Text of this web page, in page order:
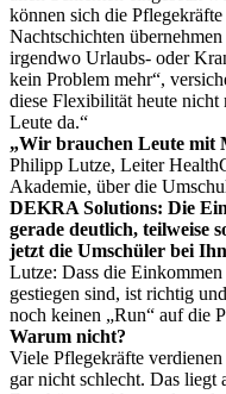
können sich die
Nachtschichten
irgendwo Urlaubs- oder
kein Problem mehr“,
diese Flexibilität heute nicht
Leute da.“
„Wir brauchen Leute mit
Philipp Lutze, Leiter
Akademie, über die
DEKRA Solutions: Die
gerade deutlich, teilweise
jetzt die Umschüler bei
Lutze: Dass die
gestiegen sind, ist richtig
noch keinen „Run“ auf die
Warum nicht?
Viele Pflegekräfte
gar nicht schlecht. Das liegt